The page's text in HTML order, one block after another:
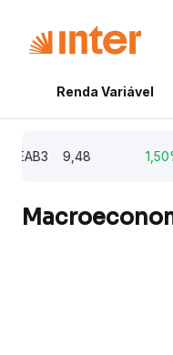
Renda Variável
9,48 1,50%